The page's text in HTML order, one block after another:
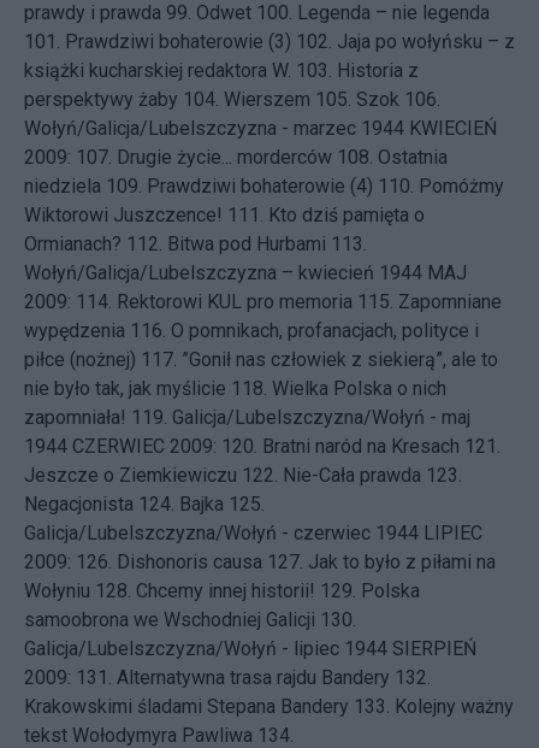
prawdy i prawda 99. Odwet 100. Legenda – nie legenda
101. Prawdziwi bohaterowie (3) 102. Jaja po wołyńsku – z
książki kucharskiej redaktora W. 103. Historia z
perspektywy żaby 104. Wierszem 105. Szok 106.
Wołyń/Galicja/Lubelszczyzna - marzec 1944 KWIECIEŃ
2009: 107. Drugie życie... morderców 108. Ostatnia
niedziela 109. Prawdziwi bohaterowie (4) 110. Pomóżmy
Wiktorowi Juszczence! 111. Kto dziś pamięta o
Ormianach? 112. Bitwa pod Hurbami 113.
Wołyń/Galicja/Lubelszczyzna – kwiecień 1944 MAJ
2009: 114. Rektorowi KUL pro memoria 115. Zapomniane
wypędzenia 116. O pomnikach, profanacjach, polityce i
piłce (nożnej) 117. ”Gonił nas człowiek z siekierą”, ale to
nie było tak, jak myślicie 118. Wielka Polska o nich
zapomniała! 119. Galicja/Lubelszczyzna/Wołyń - maj
1944 CZERWIEC 2009: 120. Bratni naród na Kresach 121.
Jeszcze o Ziemkiewiczu 122. Nie-Cała prawda 123.
Negacjonista 124. Bajka 125.
Galicja/Lubelszczyzna/Wołyń - czerwiec 1944 LIPIEC
2009: 126. Dishonoris causa 127. Jak to było z piłami na
Wołyniu 128. Chcemy innej historii! 129. Polska
samoobrona we Wschodniej Galicji 130.
Galicja/Lubelszczyzna/Wołyń - lipiec 1944 SIERPIEŃ
2009: 131. Alternatywna trasa rajdu Bandery 132.
Krakowskimi śladami Stepana Bandery 133. Kolejny ważny
tekst Wołodymyra Pawliwa 134.